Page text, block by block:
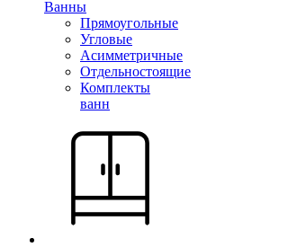
Ванны
Прямоугольные
Угловые
Асимметричные
Отдельностоящие
Комплекты
ванн